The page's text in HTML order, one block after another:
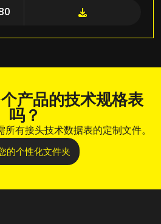
产品的技术规格表
吗？
有接头技术数据表的定制文件。
的个性化文件夹